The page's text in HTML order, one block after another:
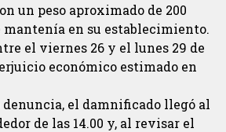
un peso aproximado de 200
mantenía en su establecimiento.
el viernes 26 y el lunes 29 de
económico estimado en
denuncia, el damnificado llegó al
de las 14.00 y, al revisar el